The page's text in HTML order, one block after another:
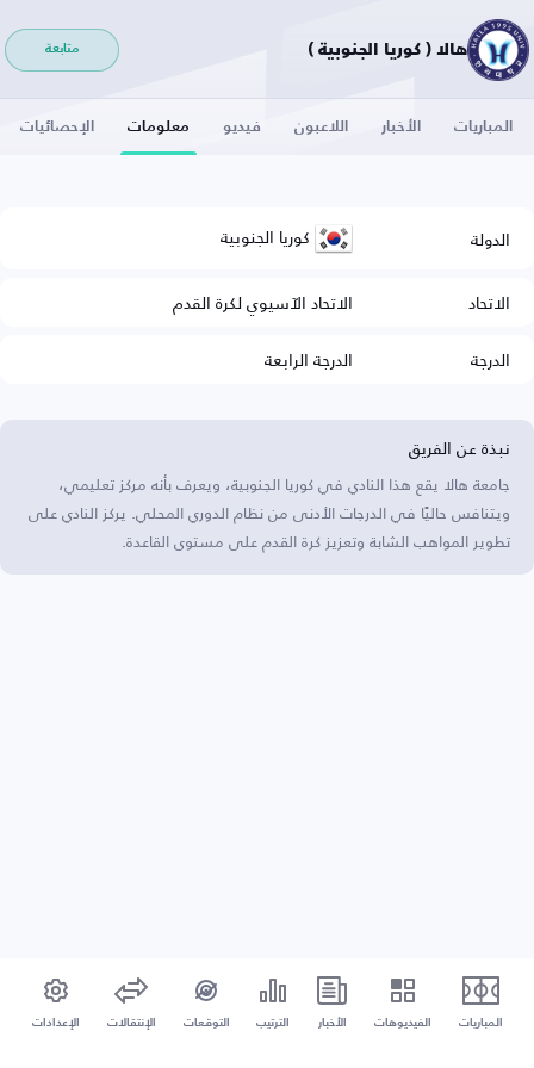
هالا ( كوريا الجنوبية ) متابعة
المباريات الأخبار اللاعبون فيديو معلومات الإحصائيات
الدولة كوريا الجنوبية
الاتحاد
الاتحاد الآسيوي لكرة القدم
الدرجة
الدرجة الرابعة
نبذة عن الفريق
جامعة هالا يقع هذا النادي في كوريا الجنوبية، ويعرف بأنه مركز تعليمي،
ويتنافس حاليًا في الدرجات الأدنى من نظام الدوري المحلي. يركز النادي على
تطوير المواهب الشابة وتعزيز كرة القدم على مستوى القاعدة.
المباريات الفيديوهات الأخبار الترتيب التوقعات الإنتقالات الإعدادات